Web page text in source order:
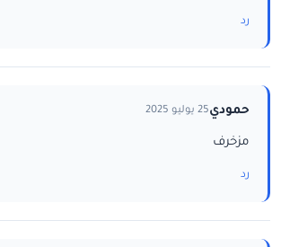
رد
حمودي25 يوليو 2025
مزخرف
رد